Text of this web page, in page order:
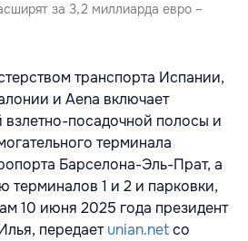
за 3,2 миллиарда евро –
транспорта Испании,
и Aena включает
взлетно-посадочной полосы и
терминала
Барселона-Эль-Прат, а
терминалов 1 и 2 и парковки,
10 июня 2025 года президент
передаетunian.netсо